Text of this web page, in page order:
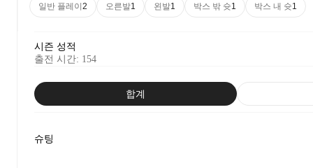
일반 플레이2 오른발1 왼발1 박스 밖 슛1 박스 내 슛1
시즌 성적
출전 시간: 154
합계
슈팅